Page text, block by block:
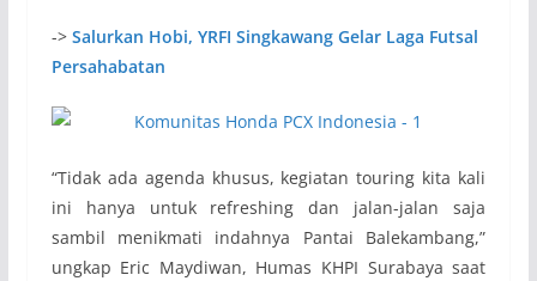
-> Salurkan Hobi, YRFI Singkawang Gelar Laga Futsal
Persahabatan
“Tidak ada agenda khusus, kegiatan touring kita kali
ini hanya untuk refreshing dan jalan-jalan saja
sambil menikmati indahnya Pantai Balekambang,”
ungkap Eric Maydiwan, Humas KHPI Surabaya saat